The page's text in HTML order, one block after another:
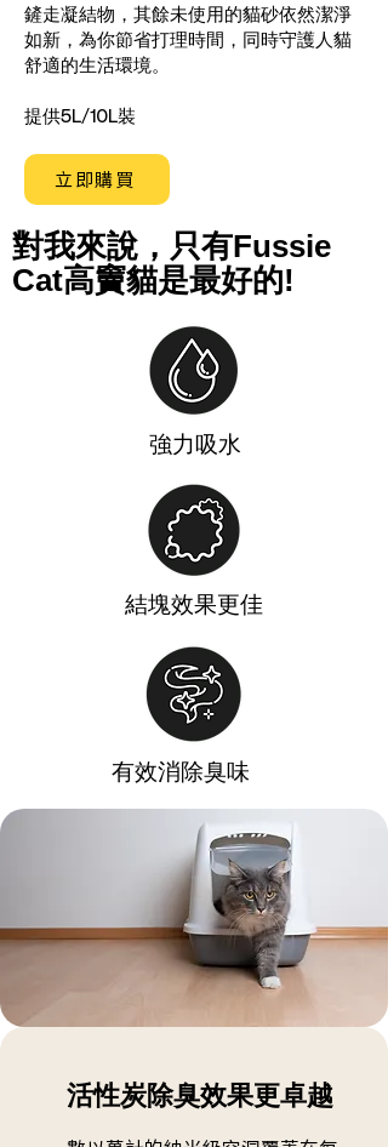
鏟走凝結物，其餘未使用的貓砂依然潔淨
如新，為你節省打理時間，同時守護人貓
舒適的生活環境。
提供5L/10L裝
立即購買
對我來說，只有Fussie
Cat高竇貓是最好的!
強力吸水
結塊效果更佳
有效消除臭味
活性炭除臭效果更卓越